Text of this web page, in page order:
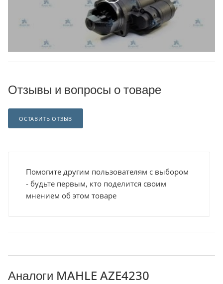
Отзывы и вопросы о товаре
ОСТАВИТЬ ОТЗЫВ
Помогите другим пользователям с выбором
- будьте первым, кто поделится своим
мнением об этом товаре
Аналоги MAHLE AZE4230